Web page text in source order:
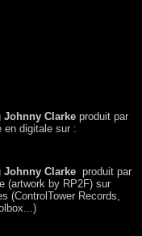
Johnny Clarkeproduit par
en digitale sur :
Johnny Clarkeproduit par
(artwork by RP2F) sur
(ControlTower Records,